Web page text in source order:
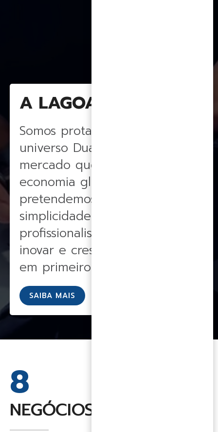
A LAGOApar
Somos protagonistas no
universo Duas Rodas,
mercado que cresce acima da
economia global, e
pretendemos, com
simplicidade e
profissionalismo, continuar a
inovar e crescer, tendo a ética
em primeiro lugar.
SAIBA MAIS
8
NEGÓCIOS